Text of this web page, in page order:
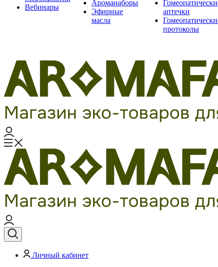
Вебинары
Ароманаборы
Эфирные
масла
аптечки
протоколы
Личный кабинет